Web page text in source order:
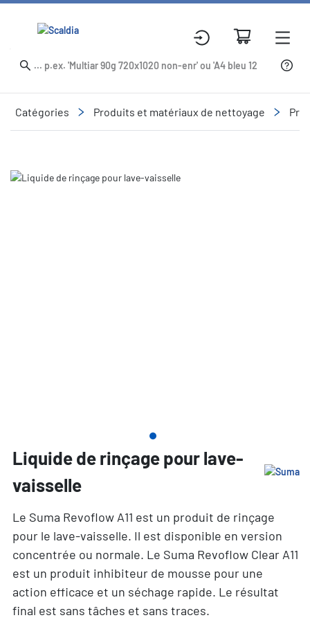
Catégories Produits et matériaux de nettoyage
Slide 1 of 1
Liquide de rinçage pour lave-
vaisselle
Le Suma Revoflow A11 est un produit de rinçage
pour le lave-vaisselle. Il est disponible en version
concentrée ou normale. Le Suma Revoflow Clear A11
est un produit inhibiteur de mousse pour une
action efficace et un séchage rapide. Le résultat
final est sans tâches et sans traces.